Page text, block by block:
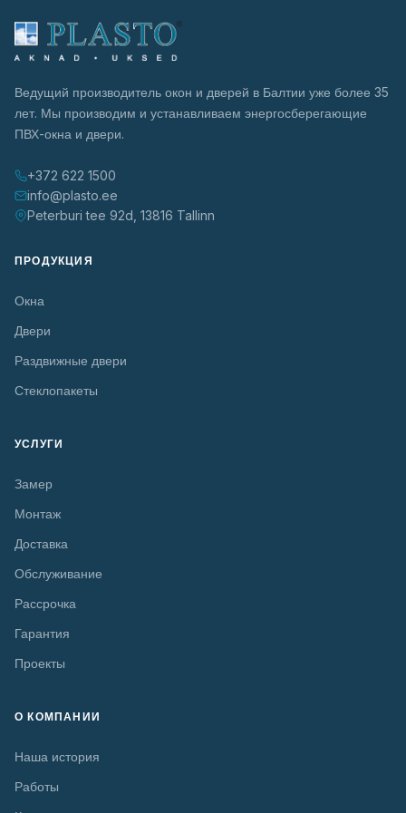
Ведущий производитель окон и дверей в Балтии уже более 35
лет. Мы производим и устанавливаем энергосберегающие
ПВХ-окна и двери.
+372 622 1500
info@plasto.ee
Peterburi tee 92d, 13816 Tallinn
ПРОДУКЦИЯ
Окна
Двери
Раздвижные двери
Стеклопакеты
УСЛУГИ
Замер
Монтаж
Доставка
Обслуживание
Рассрочка
Гарантия
Проекты
О КОМПАНИИ
Наша история
Работы